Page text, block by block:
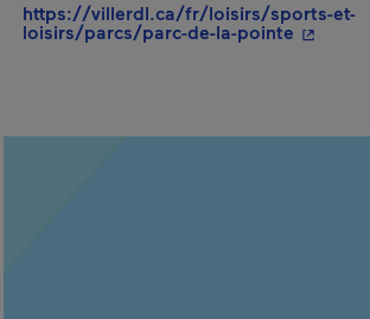
https://villerdl.ca/fr/loisirs/sports-et-
loisirs/parcs/parc-de-la-pointe - Cet